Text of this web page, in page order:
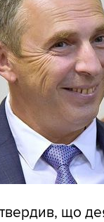
що